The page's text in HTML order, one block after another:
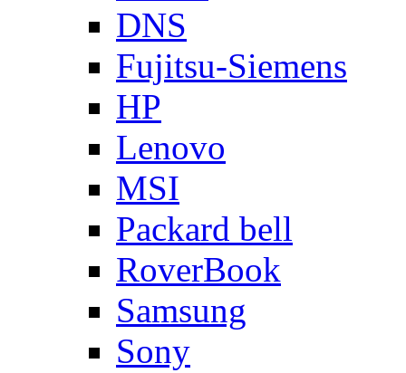
DNS
Fujitsu-Siemens
HP
Lenovo
MSI
Packard bell
RoverBook
Samsung
Sony